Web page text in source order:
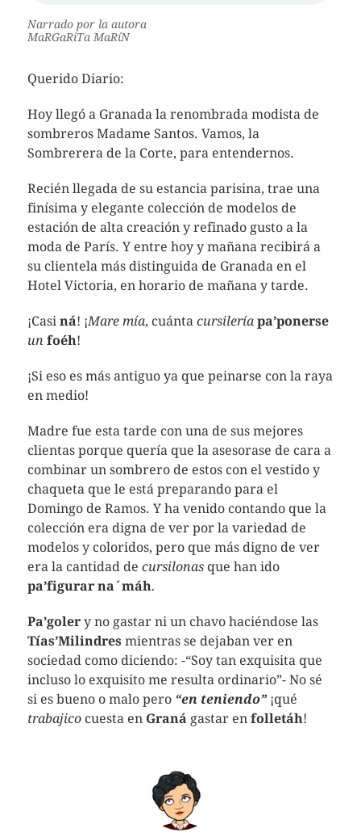
Narrado por la autora
MaRGaRiTa MaRíN
Querido Diario:
Hoy llegó a Granada la renombrada modista de
sombreros Madame Santos. Vamos, la
Sombrerera de la Corte, para entendernos.
Recién llegada de su estancia parisina, trae una
finísima y elegante colección de modelos de
estación de alta creación y refinado gusto a la
moda de París. Y entre hoy y mañana recibirá a
su clientela más distinguida de Granada en el
Hotel Victoria, en horario de mañana y tarde.
¡Casi ná! ¡Mare mía, cuánta cursilería pa’ponerse
un foéh!
¡Si eso es más antiguo ya que peinarse con la raya
en medio!
Madre fue esta tarde con una de sus mejores
clientas porque quería que la asesorase de cara a
combinar un sombrero de estos con el vestido y
chaqueta que le está preparando para el
Domingo de Ramos. Y ha venido contando que la
colección era digna de ver por la variedad de
modelos y coloridos, pero que más digno de ver
era la cantidad de cursilonasque han ido
pa’figurar na´máh.
Pa’golery no gastar ni un chavo haciéndose las
Tías’Milindres mientras se dejaban ver en
sociedad como diciendo: -“Soy tan exquisita que
incluso lo exquisito me resulta ordinario”- No sé
si es bueno o malo pero“en teniendo”¡qué
trabajicocuesta en Graná gastar en folletáh!